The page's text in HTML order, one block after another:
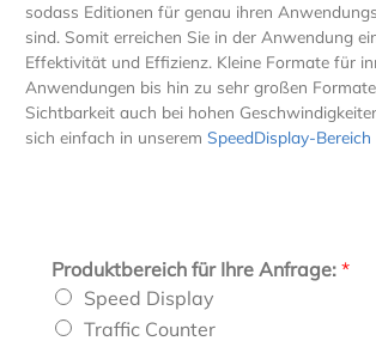
sodass Editionen für genau ihren
sind. Somit erreichen Sie in der Anwendung
Effektivität und Effizienz. Kleine Formate für
Anwendungen bis hin zu sehr großen
Sichtbarkeit auch bei hohen
sich einfach in unseremSpeedDisplay-Bereich
Produktbereich für Ihre Anfrage: *
Speed Display
Traffic Counter